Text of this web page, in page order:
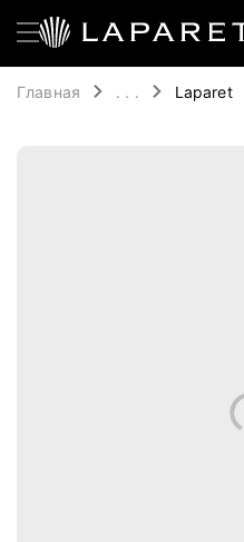
Главная . . . Laparet